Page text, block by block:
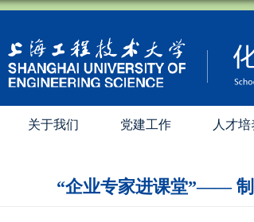
关于我们 党建工作 人才培
“企业专家进课堂”―― 制